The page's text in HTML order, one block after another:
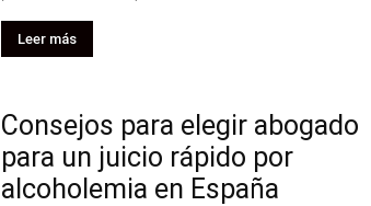
Leer más
Consejos para elegir abogado
para un juicio rápido por
alcoholemia en España